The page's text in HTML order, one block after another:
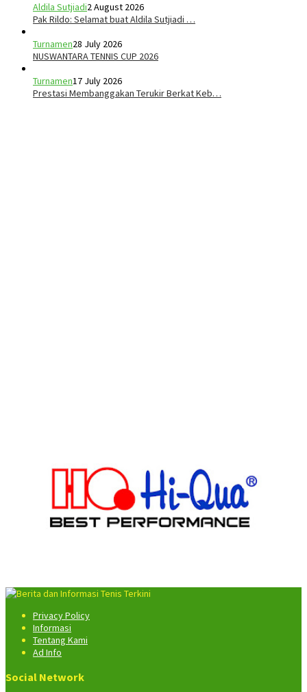
Aldila Sutjiadi2 August 2026
Pak Rildo: Selamat buat Aldila Sutjiadi …
Turnamen28 July 2026
NUSWANTARA TENNIS CUP 2026
Turnamen17 July 2026
Prestasi Membanggakan Terukir Berkat Keb…
Privacy Policy
Informasi
Tentang Kami
Ad Info
Social Network